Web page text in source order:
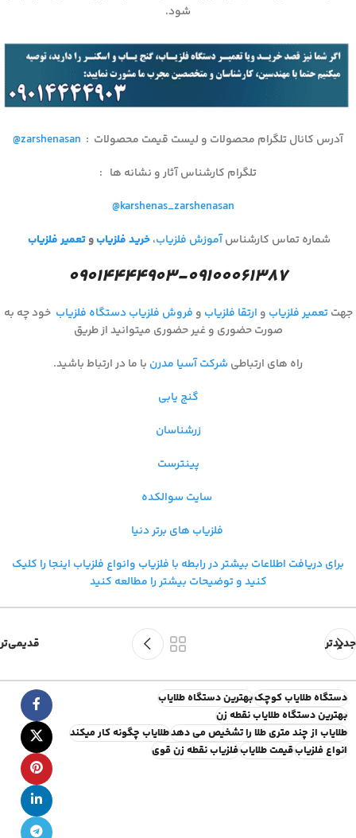
شود.
آدرس کانال تلگرام محصولات و لیست قیمت محصولات :
@zarshenasan
تلگرام کارشناس آثار و نشانه ها :
@karshenas_zarshenasan
شماره تماس کارشناسآموزش فلزیاب،خرید فلزیابوتعمیر فلزیاب
۰۹۰۱۴۴۴۴۹۰۳-۰۹۱۰۰۰۶۱۳۸۷
جهتتعمیر فلزیاب و ارتقا فلزیاب و فروش فلزیاب دستگاه فلزیاب خود چه به
صورت حضوری و غیر حضوری میتوانید از طریق
راه های ارتباطی شرکت آسیا مدرن با ما در ارتباط باشید.
گنج یابی
زرشناسان
پینترست
سایت سوالکده
فلزیاب های برتر دنیا
برای دریافت اطلاعات بیشتر در رابطه با فلزیاب وانواع فلزیاب اینجا را کلیک
کنید و توضیحات بیشتر را مطالعه کنید
جدیدتر قدیمی‌تر
دستگاه طلایاب کوچکبهترین دستگاه طلایاب
بهترین دستگاه طلایاب نقطه زن
طلایاب از چند متری طلا را تشخیص می دهدطلایاب چگونه کار میکند
انواع فلزیابقیمت طلایابفلزیاب نقطه زن قوی